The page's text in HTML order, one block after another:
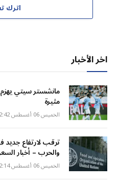
اترك
اخر الأخبار
مانشستر سيتي يهزم
مثيرة
الخميس 06 أغسطس 2:42 ص
ترقب لارتفاع جديد
والحرب – أخبار
الخميس 06 أغسطس 2:14 ص